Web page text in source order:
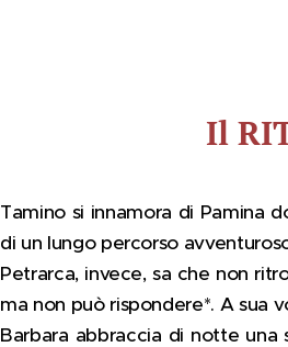
Il
Tamino si innamora di Pamina
di un lungo percorso
Petrarca, invece, sa che non
ma non può rispondere*. A sua
Barbara abbraccia di notte